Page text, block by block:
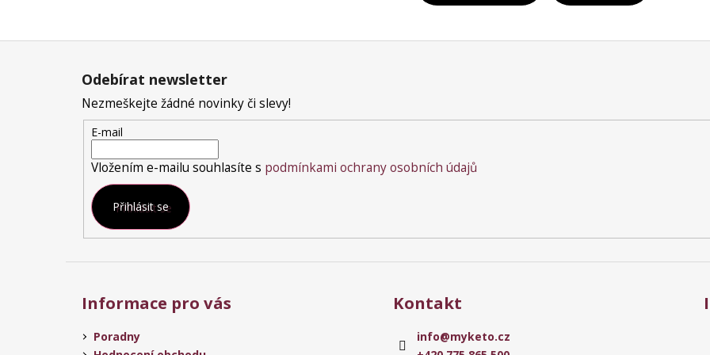
Odebírat newsletter
Nezmeškejte žádné novinky či slevy!
E-mail
Vložením e-mailu souhlasíte s podmínkami ochrany osobních údajů
Přihlásit se
Informace pro vás
Poradny
Kontakt
info@myketo.cz